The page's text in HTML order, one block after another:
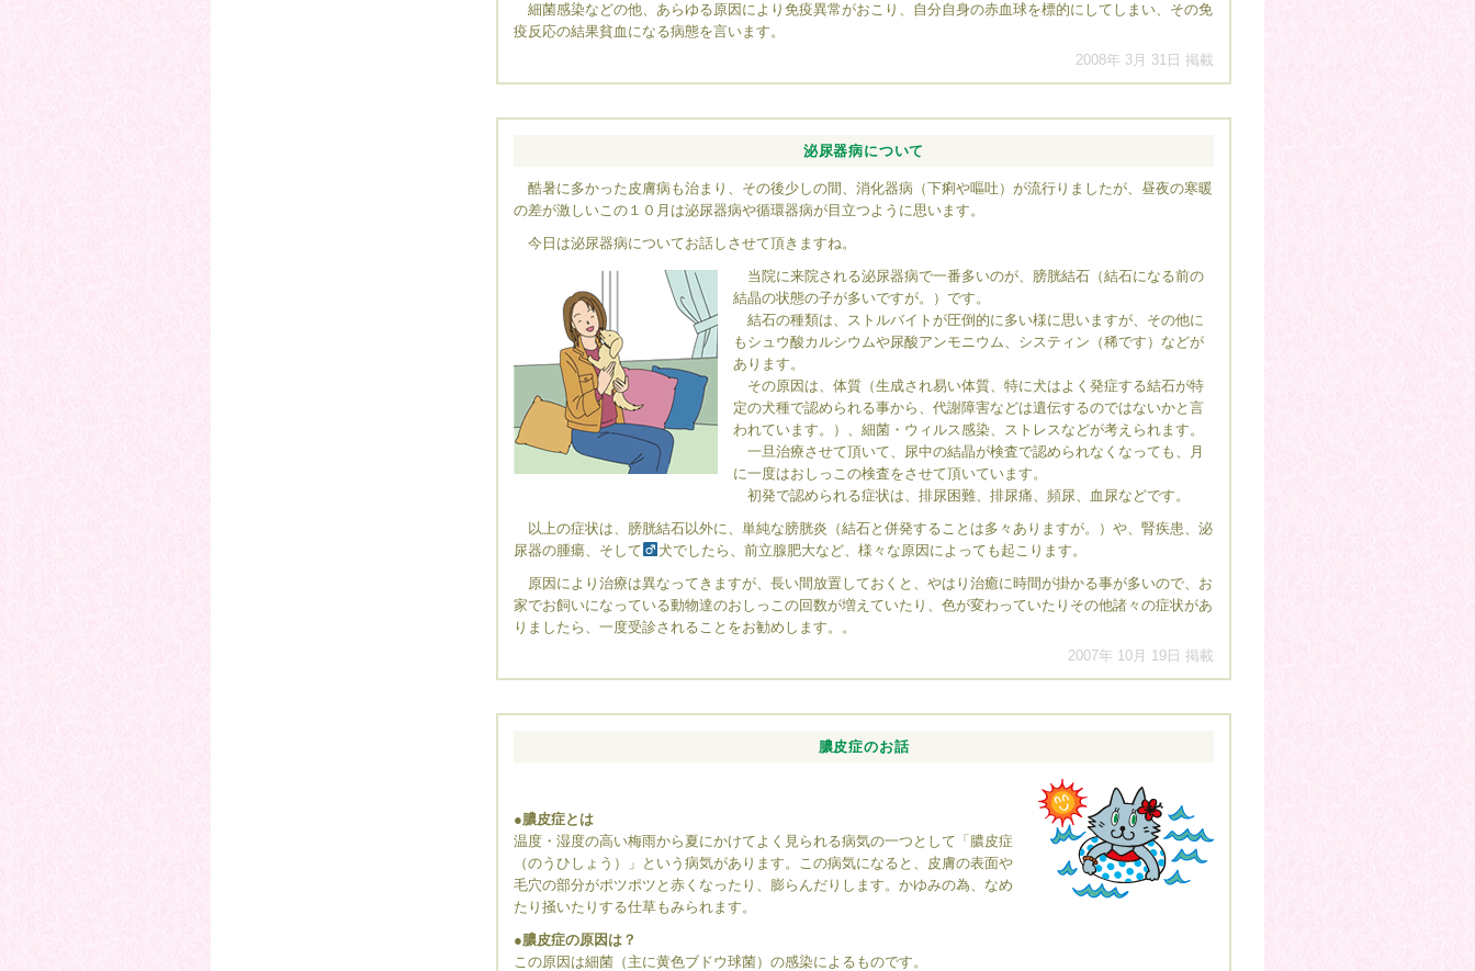
細菌感染などの他、あらゆる原因により免疫異常がおこり、自分自身の赤血球を標的にしてしまい、その免
疫反応の結果貧血になる病態を言います。
2008年 3月 31日 掲載
泌尿器病について
酷暑に多かった皮膚病も治まり、その後少しの間、消化器病（下痢や嘔吐）が流行りましたが、昼夜の寒暖
の差が激しいこの１０月は泌尿器病や循環器病が目立つように思います。
今日は泌尿器病についてお話しさせて頂きますね。
当院に来院される泌尿器病で一番多いのが、膀胱結石（結石になる前の
結晶の状態の子が多いですが。）です。
結石の種類は、ストルバイトが圧倒的に多い様に思いますが、その他に
もシュウ酸カルシウムや尿酸アンモニウム、システィン（稀です）などが
あります。
その原因は、体質（生成され易い体質、特に犬はよく発症する結石が特
定の犬種で認められる事から、代謝障害などは遺伝するのではないかと言
われています。）、細菌・ウィルス感染、ストレスなどが考えられます。
一旦治療させて頂いて、尿中の結晶が検査で認められなくなっても、月
に一度はおしっこの検査をさせて頂いています。
初発で認められる症状は、排尿困難、排尿痛、頻尿、血尿などです。
以上の症状は、膀胱結石以外に、単純な膀胱炎（結石と併発することは多々ありますが。）や、腎疾患、泌
尿器の腫瘍、そして
犬でしたら、前立腺肥大など、様々な原因によっても起こります。
原因により治療は異なってきますが、長い間放置しておくと、やはり治癒に時間が掛かる事が多いので、お
家でお飼いになっている動物達のおしっこの回数が増えていたり、色が変わっていたりその他諸々の症状があ
りましたら、一度受診されることをお勧めします。。
2007年 10月 19日 掲載
膿皮症のお話
●膿皮症とは
温度・湿度の高い梅雨から夏にかけてよく見られる病気の一つとして「膿皮症
（のうひしょう）」という病気があります。この病気になると、皮膚の表面や
毛穴の部分がポツポツと赤くなったり、膨らんだりします。かゆみの為、なめ
たり掻いたりする仕草もみられます。
●膿皮症の原因は？
この原因は細菌（主に黄色ブドウ球菌）の感染によるものです。